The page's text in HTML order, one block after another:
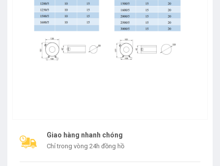
Giao hàng nhanh chóng
Chỉ trong vòng 24h đồng hồ